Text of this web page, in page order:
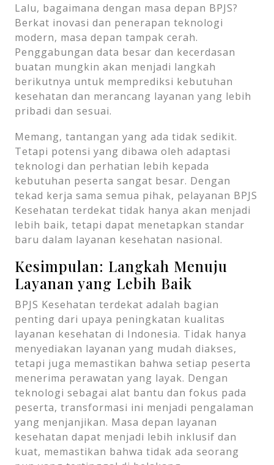
Lalu, bagaimana dengan masa depan BPJS?
Berkat inovasi dan penerapan teknologi
modern, masa depan tampak cerah.
Penggabungan data besar dan kecerdasan
buatan mungkin akan menjadi langkah
berikutnya untuk memprediksi kebutuhan
kesehatan dan merancang layanan yang lebih
pribadi dan sesuai.
Memang, tantangan yang ada tidak sedikit.
Tetapi potensi yang dibawa oleh adaptasi
teknologi dan perhatian lebih kepada
kebutuhan peserta sangat besar. Dengan
tekad kerja sama semua pihak, pelayanan BPJS
Kesehatan terdekat tidak hanya akan menjadi
lebih baik, tetapi dapat menetapkan standar
baru dalam layanan kesehatan nasional.
Kesimpulan: Langkah Menuju
Layanan yang Lebih Baik
BPJS Kesehatan terdekat adalah bagian
penting dari upaya peningkatan kualitas
layanan kesehatan di Indonesia. Tidak hanya
menyediakan layanan yang mudah diakses,
tetapi juga memastikan bahwa setiap peserta
menerima perawatan yang layak. Dengan
teknologi sebagai alat bantu dan fokus pada
peserta, transformasi ini menjadi pengalaman
yang menjanjikan. Masa depan layanan
kesehatan dapat menjadi lebih inklusif dan
kuat, memastikan bahwa tidak ada seorang